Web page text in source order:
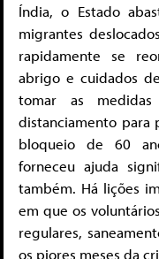
Índia, o Estado
migrantes
rapidamente se
abrigo e cuidados
tomar as
distanciamento para
bloqueio de 60
forneceu ajuda
também. Há lições
em que os
regulares,
os piores meses da